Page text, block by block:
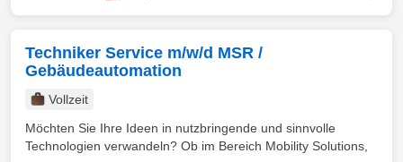
Techniker Service m/w/d MSR /
Gebäudeautomation
Vollzeit
Möchten Sie Ihre Ideen in nutzbringende und sinnvolle
Technologien verwandeln? Ob im Bereich Mobility Solutions,